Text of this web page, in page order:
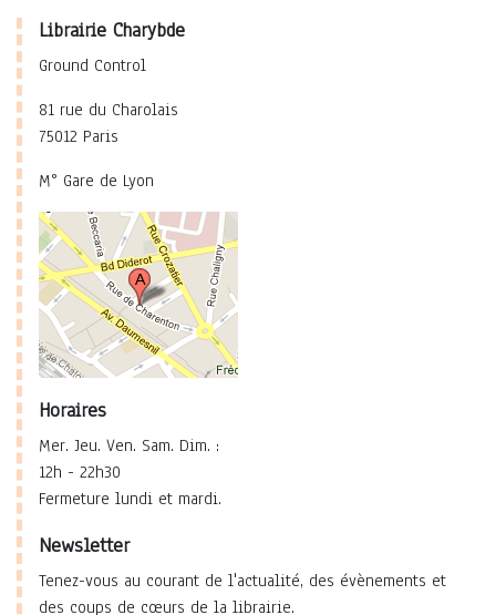
Librairie Charybde
Ground Control
81 rue du Charolais
75012 Paris
M° Gare de Lyon
Horaires
Mer. Jeu. Ven. Sam. Dim. :
12h - 22h30
Fermeture lundi et mardi.
Newsletter
Tenez-vous au courant de l'actualité, des évènements et
des coups de cœurs de la librairie.